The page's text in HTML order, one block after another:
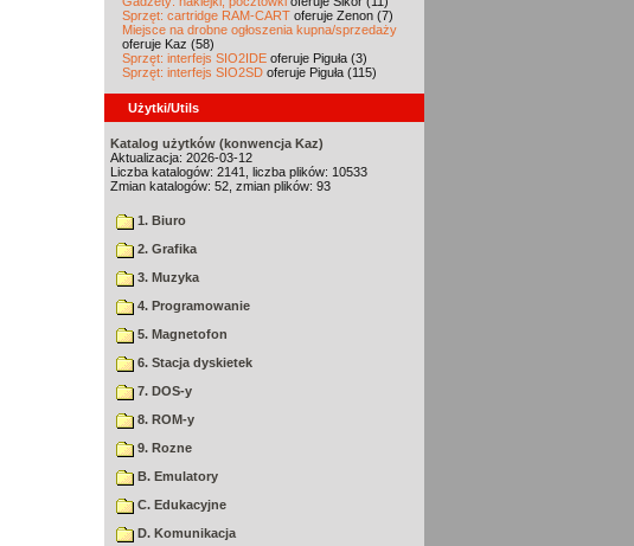
Sprzęt: cartridge RAM-CART oferuje Zenon (7)
Miejsce na drobne ogłoszenia kupna/sprzedaży
oferuje Kaz (58)
Sprzęt: interfejs SIO2IDE oferuje Piguła (3)
Sprzęt: interfejs SIO2SD oferuje Piguła (115)
Użytki/Utils
Katalog użytków (konwencja Kaz)
Aktualizacja: 2026-03-12
Liczba katalogów: 2141, liczba plików: 10533
Zmian katalogów: 52, zmian plików: 93
1. Biuro
2. Grafika
3. Muzyka
4. Programowanie
5. Magnetofon
6. Stacja dyskietek
7. DOS-y
8. ROM-y
9. Rozne
B. Emulatory
C. Edukacyjne
D. Komunikacja